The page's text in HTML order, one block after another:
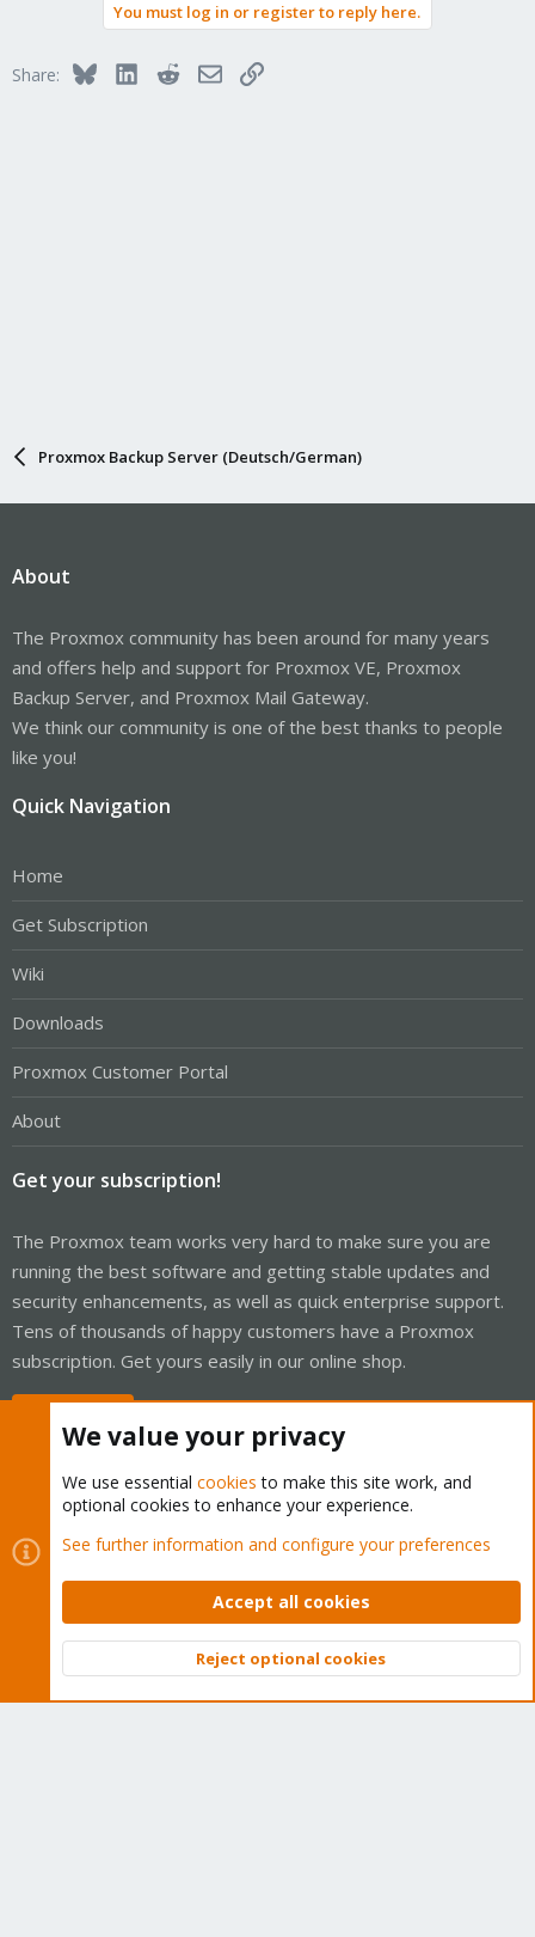
You must log in or register to reply here.
Share: BlueskyLinkedInRedditEmailLink
Proxmox Backup Server (Deutsch/German)
About
The Proxmox community has been around for many years
and offers help and support for Proxmox VE, Proxmox
Backup Server, and Proxmox Mail Gateway.
We think our community is one of the best thanks to people
like you!
Quick Navigation
Home
Get Subscription
Wiki
Downloads
Proxmox Customer Portal
About
Get your subscription!
The Proxmox team works very hard to make sure you are
running the best software and getting stable updates and
security enhancements, as well as quick enterprise support.
Tens of thousands of happy customers have a Proxmox
subscription. Get yours easily in our online shop.
Cookies
Proxmox Support Forum - Light Mode
Contact us
Terms and rules Privacy policy Help Home
Community platform by XenForo © 2010-2026 XenForo Ltd.
Top
We value your privacy
We use essential cookies to make this site work, and
optional cookies to enhance your experience.
See further information and configure your preferences
Accept all cookies
Reject optional cookies